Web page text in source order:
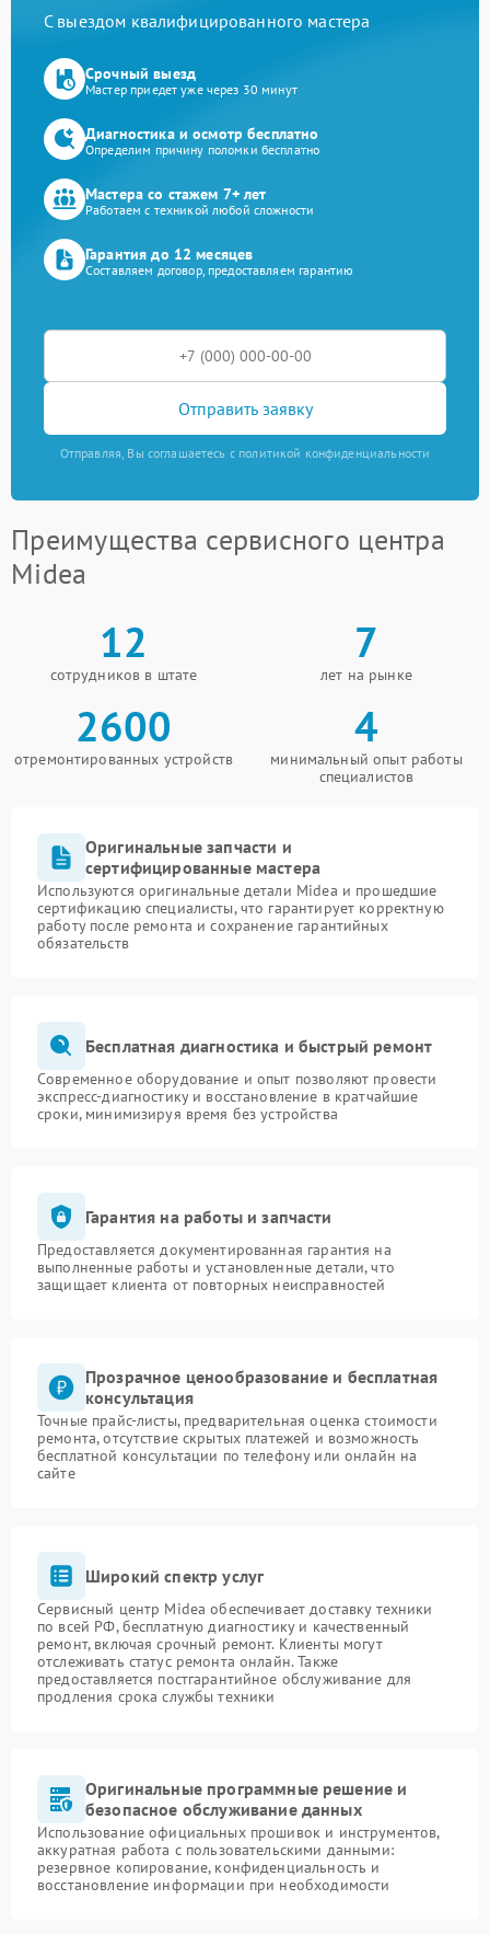
С выездом квалифицированного мастера
Срочный выезд
Мастер приедет уже через 30 минут
Диагностика и осмотр бесплатно
Определим причину поломки бесплатно
Мастера со стажем 7+ лет
Работаем с техникой любой сложности
Гарантия до 12 месяцев
Составляем договор, предоставляем гарантию
Отправить заявку
Отправляя, Вы соглашаетесь с политикой конфиденциальности
Преимущества сервисного центра
Midea
12
сотрудников в штате
7
лет на рынке
2600
отремонтированных устройств
4
минимальный опыт работы
специалистов
Оригинальные запчасти и
сертифицированные мастера
Используются оригинальные детали Midea и прошедшие
сертификацию специалисты, что гарантирует корректную
работу после ремонта и сохранение гарантийных
обязательств
Бесплатная диагностика и быстрый ремонт
Современное оборудование и опыт позволяют провести
экспресс-диагностику и восстановление в кратчайшие
сроки, минимизируя время без устройства
Гарантия на работы и запчасти
Предоставляется документированная гарантия на
выполненные работы и установленные детали, что
защищает клиента от повторных неисправностей
Прозрачное ценообразование и бесплатная
консультация
Точные прайс-листы, предварительная оценка стоимости
ремонта, отсутствие скрытых платежей и возможность
бесплатной консультации по телефону или онлайн на
сайте
Широкий спектр услуг
Сервисный центр Midea обеспечивает доставку техники
по всей РФ, бесплатную диагностику и качественный
ремонт, включая срочный ремонт. Клиенты могут
отслеживать статус ремонта онлайн. Также
предоставляется постгарантийное обслуживание для
продления срока службы техники
Оригинальные программные решение и
безопасное обслуживание данных
Использование официальных прошивок и инструментов,
аккуратная работа с пользовательскими данными:
резервное копирование, конфиденциальность и
восстановление информации при необходимости